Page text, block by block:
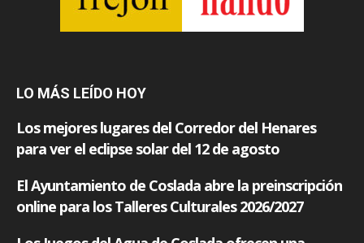
LO MÁS LEÍDO HOY